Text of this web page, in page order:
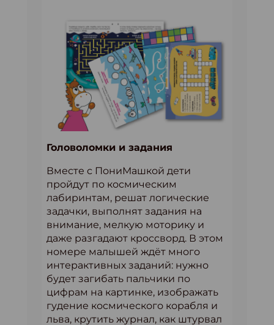
Головоломки и задания
Вместе с ПониМашкой дети
пройдут по космическим
лабиринтам, решат логические
задачки, выполнят задания на
внимание, мелкую моторику и
даже разгадают кроссворд. В этом
номере малышей ждёт много
интерактивных заданий: нужно
будет загибать пальчики по
цифрам на картинке, изображать
гудение космического корабля и
льва, крутить журнал, как штурвал